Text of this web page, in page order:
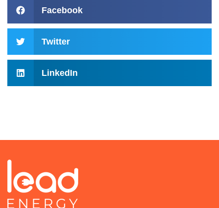
Facebook
Twitter
LinkedIn